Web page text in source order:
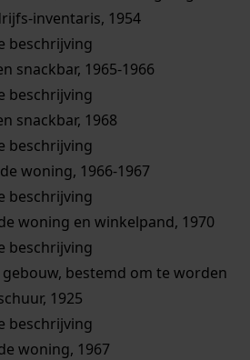
inventaris, 1954
beschrijving
snackbar, 1965-1966
beschrijving
snackbar, 1968
beschrijving
woning, 1966-1967
beschrijving
woning en winkelpand, 1970
beschrijving
bestemd om te worden
1925
beschrijving
woning, 1967